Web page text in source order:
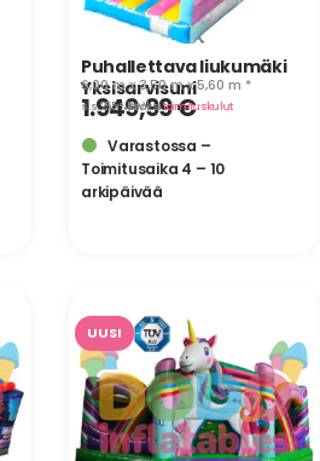
Puhallettava liukumäki
Yksisarvisuni
6,00 m x 3,50 m x 5,60 m *
1.949,99€
sis. 25,5 % ALV· lisäksitoimituskulut
Varastossa –
Toimitusaika 4 – 10
arkipäivää
UUSI